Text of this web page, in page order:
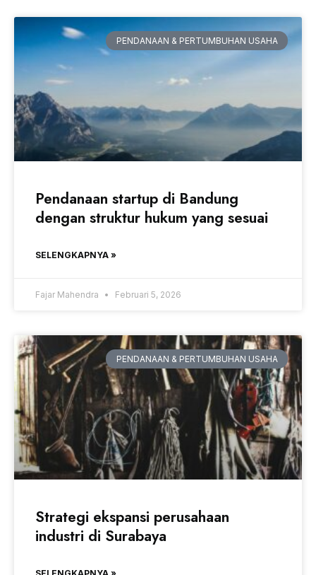
PENDANAAN & PERTUMBUHAN USAHA
Pendanaan startup di Bandung
dengan struktur hukum yang sesuai
SELENGKAPNYA »
Fajar Mahendra Februari 5, 2026
PENDANAAN & PERTUMBUHAN USAHA
Strategi ekspansi perusahaan
industri di Surabaya